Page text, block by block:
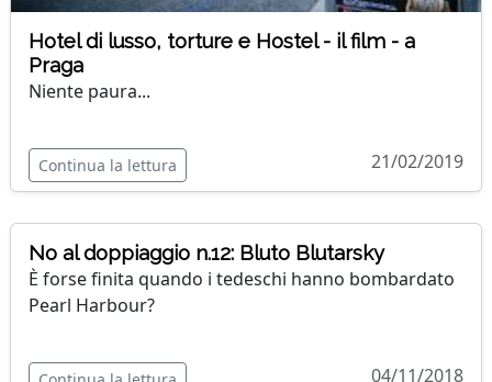
Hotel di lusso, torture e Hostel - il film - a
Praga
Niente paura...
Continua la lettura 21/02/2019
No al doppiaggio n.12: Bluto Blutarsky
È forse finita quando i tedeschi hanno bombardato
Pearl Harbour?
04/11/2018